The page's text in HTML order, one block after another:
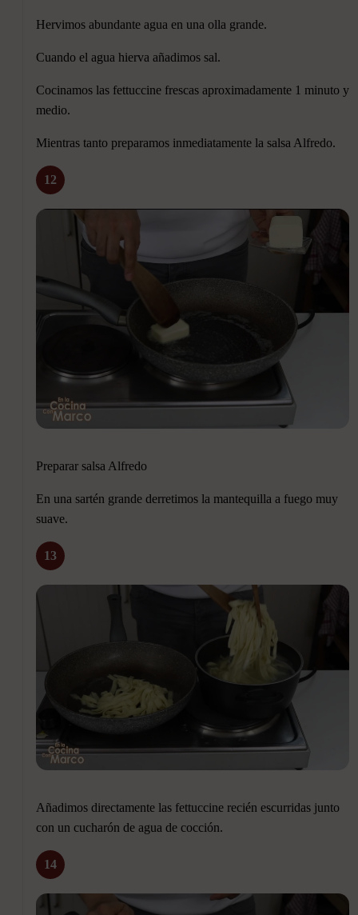
Hervimos abundante agua en una olla grande.
Cuando el agua hierva añadimos sal.
Cocinamos las fettuccine frescas aproximadamente 1 minuto y
medio.
Mientras tanto preparamos inmediatamente la salsa Alfredo.
12
Preparar salsa Alfredo
En una sartén grande derretimos la mantequilla a fuego muy
suave.
13
Añadimos directamente las fettuccine recién escurridas junto
con un cucharón de agua de cocción.
14